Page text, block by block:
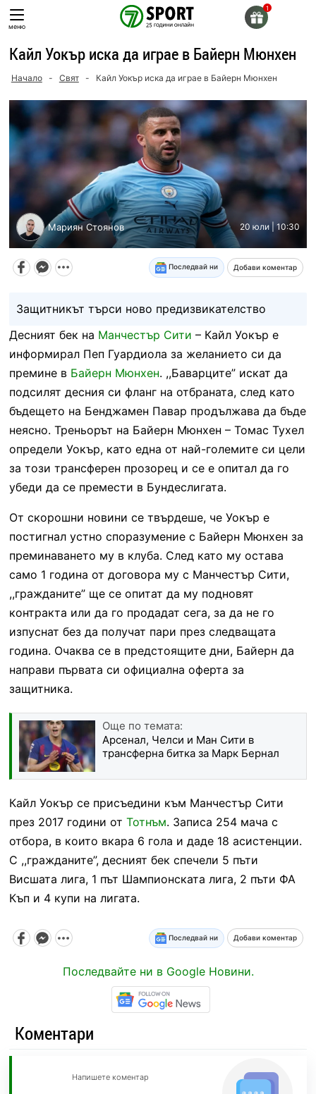
Skip
toменю
Кайл Уокър иска да играе в Байерн Мюнхен
Начало - Свят - Кайл Уокър иска да играе в Байерн Мюнхен
Мариян Стоянов 20 юли | 10:30
Последвай ни Добави коментар
Защитникът търси ново предизвикателство
Десният бек на Манчестър Сити – Кайл Уокър е
информирал Пеп Гуардиола за желанието си да
премине в Байерн Мюнхен. ,,Баварците” искат да
подсилят десния си фланг на отбраната, след като
бъдещето на Бенджамен Павар продължава да бъде
неясно. Треньорът на Байерн Мюнхен – Томас Тухел
определи Уокър, като една от най-големите си цели
за този трансферен прозорец и се е опитал да го
убеди да се премести в Бундеслигата.
От скорошни новини се твърдеше, че Уокър е
постигнал устно споразумение с Байерн Мюнхен за
преминаването му в клуба. След като му остава
само 1 година от договора му с Манчестър Сити,
,,гражданите” ще се опитат да му подновят
контракта или да го продадат сега, за да не го
изпуснат без да получат пари през следващата
година. Очаква се в предстоящите дни, Байерн да
направи първата си официална оферта за
защитника.
Още по темата:
Арсенал, Челси и Ман Сити в
трансферна битка за Марк Бернал
Кайл Уокър се присъедини към Манчестър Сити
през 2017 години от Тотнъм. Записа 254 мача с
отбора, в които вкара 6 гола и даде 18 асистенции.
С ,,гражданите”, десният бек спечели 5 пъти
Висшата лига, 1 път Шампионската лига, 2 пъти ФА
Къп и 4 купи на лигата.
Последвай ни Добави коментар
Последвайте ни в Google Новини.
Коментари
Напишете коментар